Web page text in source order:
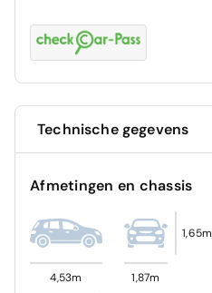
Technische gegevens
Afmetingen en chassis
4,53m 1,87m
1,65m